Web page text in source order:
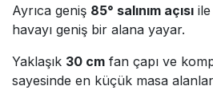
Ayrıca geniş 85° salınım açısı
havayı geniş bir alana yayar.
Yaklaşık 30 cm fan çapı ve
sayesinde en küçük masa